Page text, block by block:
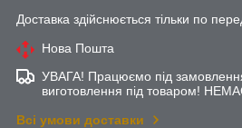
Доставка здійснюється тільки по
Нова Пошта
УВАГА! Працюємо під
виготовлення під товаром!
Всі умови доставки